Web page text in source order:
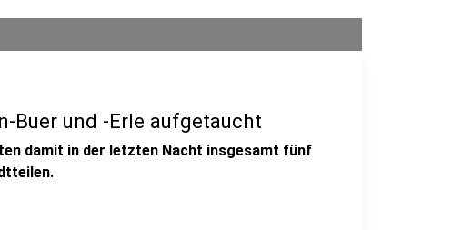
Buer und -Erle aufgetaucht
damit in der letzten Nacht insgesamt fünf